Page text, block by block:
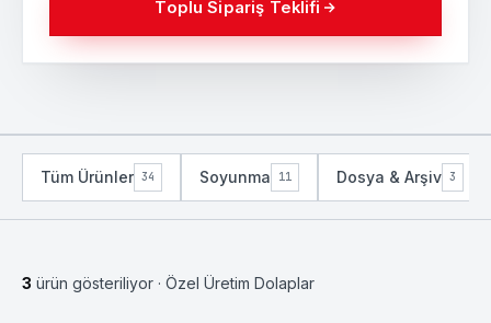
Toplu Sipariş Teklifi
Tüm Ürünler 34 Soyunma 11 Dosya & Arşiv 3
3 ürün gösteriliyor · Özel Üretim Dolaplar